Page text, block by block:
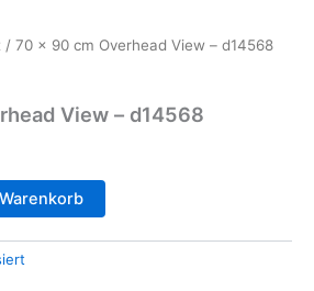
/ 70 x 90 cm Overhead View – d14568
View – d14568